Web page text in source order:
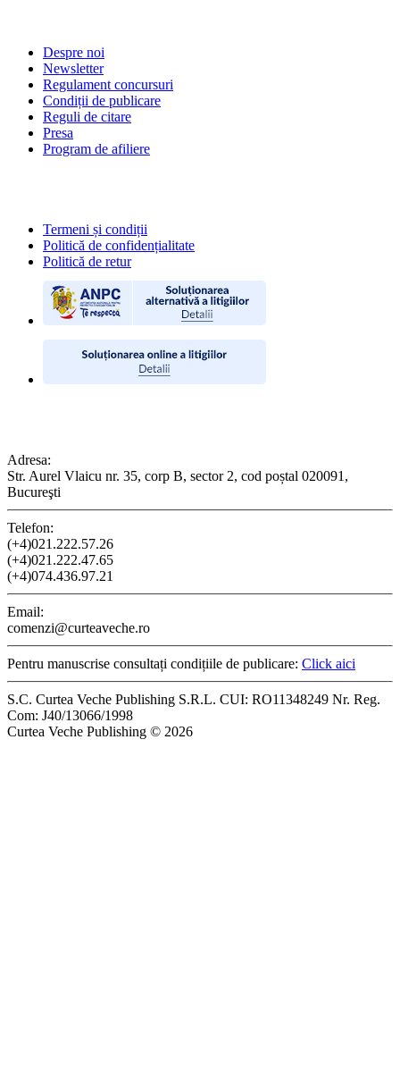
Despre noi
Newsletter
Regulament concursuri
Condiții de publicare
Reguli de citare
Presa
Program de afiliere
Termeni și condiții
Politică de confidențialitate
Politică de retur
Adresa:
Str. Aurel Vlaicu nr. 35, corp B, sector 2, cod poștal 020091,
Bucureşti
Telefon:
(+4)021.222.57.26
(+4)021.222.47.65
(+4)074.436.97.21
Email:
comenzi@curteaveche.ro
Pentru manuscrise consultați condițiile de publicare: Click aici
S.C. Curtea Veche Publishing S.R.L. CUI: RO11348249 Nr. Reg.
Com: J40/13066/1998
Curtea Veche Publishing © 2026